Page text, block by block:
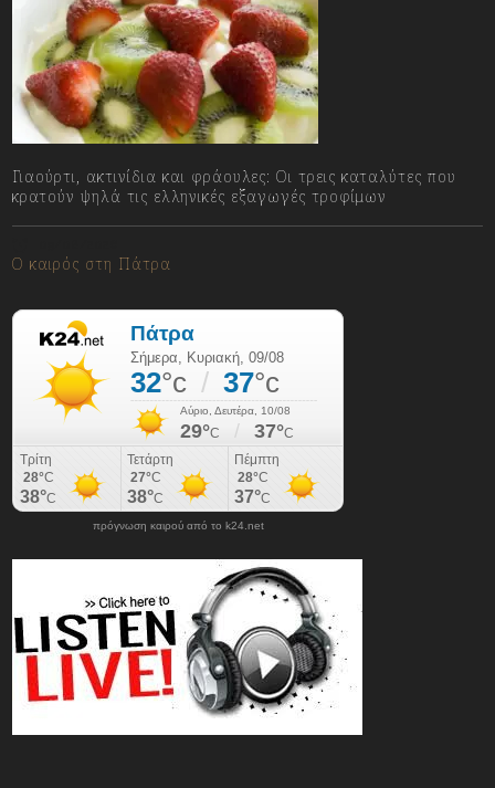
Γιαούρτι, ακτινίδια και φράουλες: Οι τρεις καταλύτες που
κρατούν ψηλά τις ελληνικές εξαγωγές τροφίμων
Ο καιρός στη Πάτρα
πρόγνωση καιρού από το k24.net